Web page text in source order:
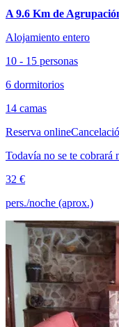
A 9.6 Km de
Alojamiento entero
10 - 15 personas
6 dormitorios
14 camas
Reserva online
Todavía no se te cobrará
32 €
pers./noche (aprox.)